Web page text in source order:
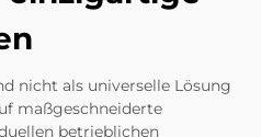
nicht als universelle Lösung
maßgeschneiderte
betrieblichen